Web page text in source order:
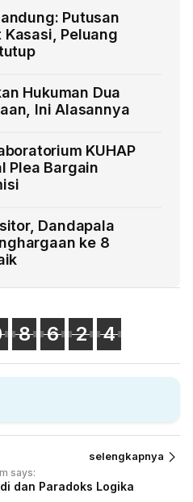
Putusan
Kasasi, Peluang
Hukuman Dua
Ini Alasannya
KUHAP
Plea Bargain
Dandapala
ke 8
8 6 2 4
selengkapnya
says:
dan Paradoks Logika